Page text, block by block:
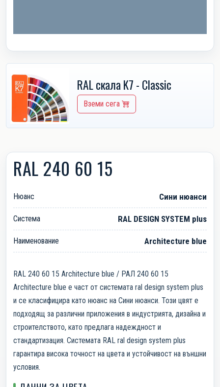
RAL скала K7 - Classic
Вземи сега
RAL 240 60 15
Нюанс Сини нюанси
Система RAL DESIGN SYSTEM plus
Наименование Architecture blue
RAL 240 60 15 Architecture blue / РАЛ 240 60 15
Architecture blue е част от системата ral design system plus
и се класифицира като нюанс на Сини нюанси. Този цвят е
подходящ за различни приложения в индустрията, дизайна и
строителството, като предлага надеждност и
стандартизация. Системата RAL ral design system plus
гарантира висока точност на цвета и устойчивост на външни
условия.